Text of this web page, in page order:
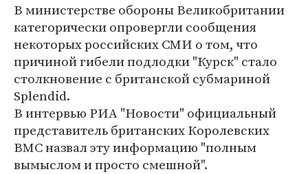
В министерстве обороны Великобритании
категорически опровергли сообщения
некоторых российских СМИ о том, что
причиной гибели подлодки "Курск" стало
столкновение с британской субмариной
Splendid.
В интервью РИА "Новости" официальный
представитель британских Королевских
ВМС назвал эту информацию "полным
вымыслом и просто смешной".